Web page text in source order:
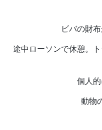
ビバの財
途中ローソンで休憩。
個人
動物